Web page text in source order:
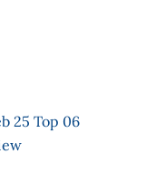
25 Top 06